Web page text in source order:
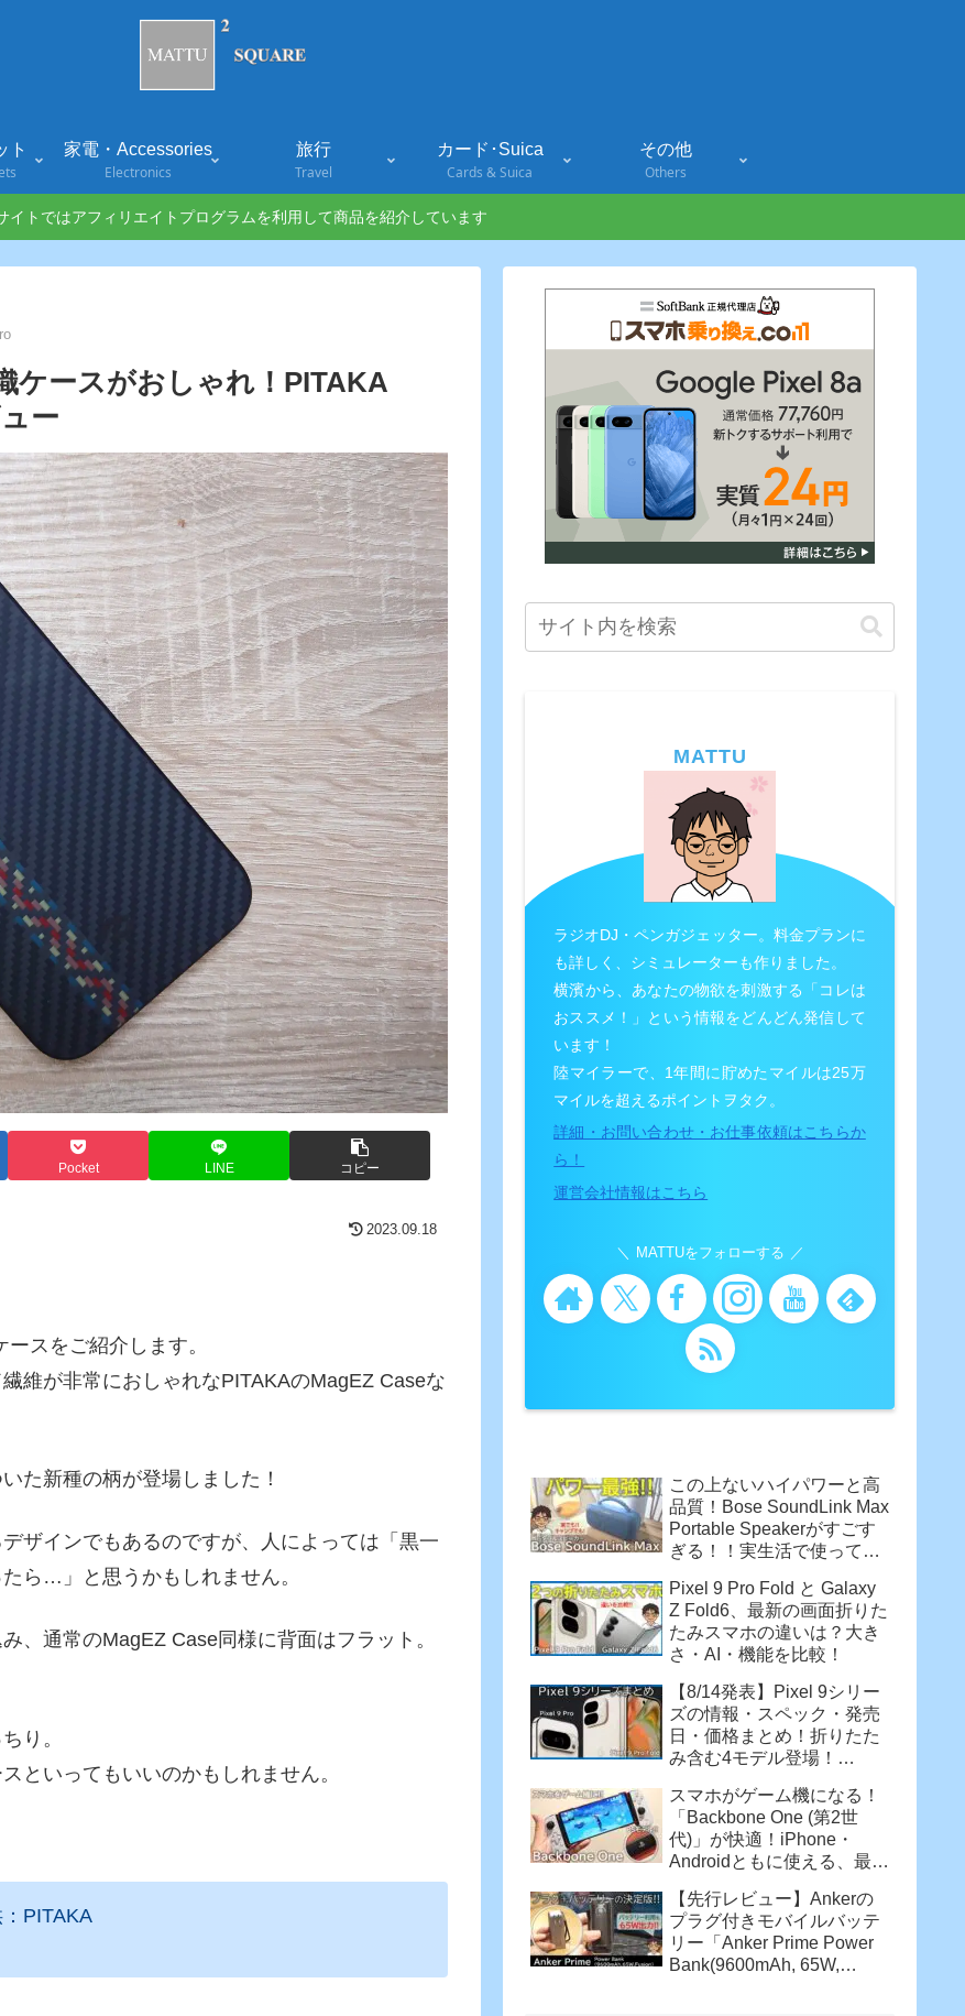
ト
家電・Accessories
Electronics
旅行
Travel
カード･Suica
Cards & Suica
その他
Others
イトではアフィリエイトプログラムを利用して商品を紹介しています
ケースがおしゃれ！PITAKA
ー
Pocket LINE コピー
2023.09.18
スをご紹介します。
維が非常におしゃれなPITAKAのMagEZ Caseな
た新種の柄が登場しました！
ザインでもあるのですが、人によっては「黒一
ら…」と思うかもしれません。
、通常のMagEZ Case同様に背面はフラット。
り。
といってもいいのかもしれません。
PITAKA
MATTU
ラジオDJ・ペンガジェッター。料金プランに
も詳しく、シミュレーターも作りました。
横濱から、あなたの物欲を刺激する「コレは
おススメ！」という情報をどんどん発信して
います！
陸マイラーで、1年間に貯めたマイルは25万
マイルを超えるポイントヲタク。
詳細・お問い合わせ・お仕事依頼はこちらか
ら！
運営会社情報はこちら
MATTUをフォローする
この上ないハイパワーと高
品質！Bose SoundLink Max
Portable Speakerがすごす
ぎる！！実生活で使って感
Pixel 9 Pro Fold と Galaxy
Z Fold6、最新の画面折りた
たみスマホの違いは？大き
さ・AI・機能を比較！
【8/14発表】Pixel 9シリー
ズの情報・スペック・発売
日・価格まとめ！折りたた
み含む4モデル登場！
XL・Pixel 9 Pro Fold】
スマホがゲーム機になる！
「Backbone One (第2世
代)」が快適！iPhone・
Androidともに使える、最強
【先行レビュー】Ankerの
プラグ付きモバイルバッテ
リー「Anker Prime Power
Bank(9600mAh, 65W,